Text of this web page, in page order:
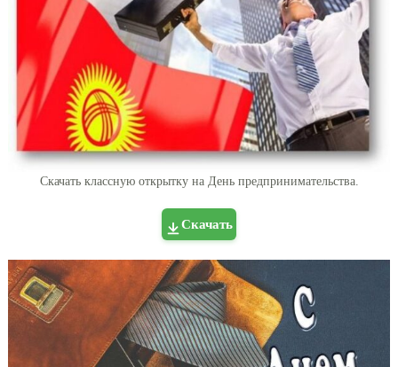
Скачать классную открытку на День предпринимательства.
Скачать